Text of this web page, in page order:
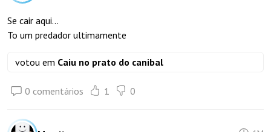
Se cair aqui...
To um predador ultimamente
votou em Caiu no prato do canibal
0 comentários 1 0